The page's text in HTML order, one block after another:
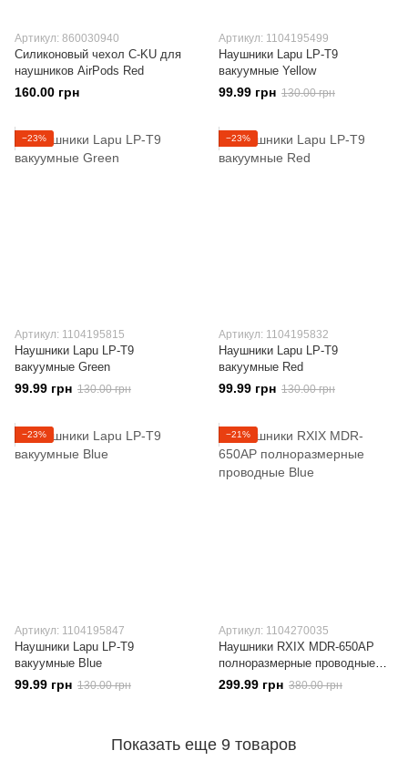
Артикул: 860030940
Силиконовый чехол C-KU для
наушников AirPods Red
160.00 грн
Артикул: 1104195499
Наушники Lapu LP-T9
вакуумные Yellow
99.99 грн 130.00 грн
−23%
Артикул: 1104195815
Наушники Lapu LP-T9
вакуумные Green
99.99 грн 130.00 грн
−23%
Артикул: 1104195832
Наушники Lapu LP-T9
вакуумные Red
99.99 грн 130.00 грн
−23%
Артикул: 1104195847
Наушники Lapu LP-T9
вакуумные Blue
99.99 грн 130.00 грн
−21%
Артикул: 1104270035
Наушники RXIX MDR-650AP
полноразмерные проводные
Blue
299.99 грн 380.00 грн
Показать еще 9 товаров